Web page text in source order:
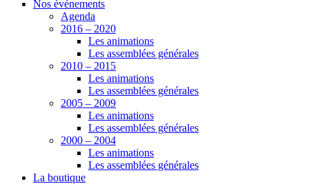
Nos événements
Agenda
2016 – 2020
Les animations
Les assemblées générales
2010 – 2015
Les animations
Les assemblées générales
2005 – 2009
Les animations
Les assemblées générales
2000 – 2004
Les animations
Les assemblées générales
La boutique